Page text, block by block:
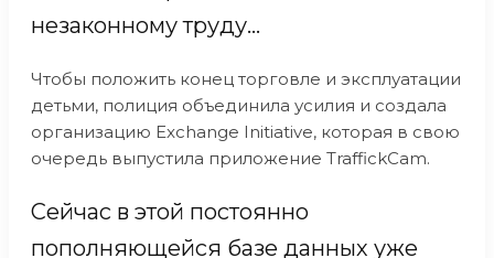
незаконному труду…
Чтобы положить конец торговле и эксплуатации
детьми, полиция объединила усилия и создала
организацию Exchange Initiative, которая в свою
очередь выпустила приложение TraffickCam.
Сейчас в этой постоянно
пополняющейся базе данных уже